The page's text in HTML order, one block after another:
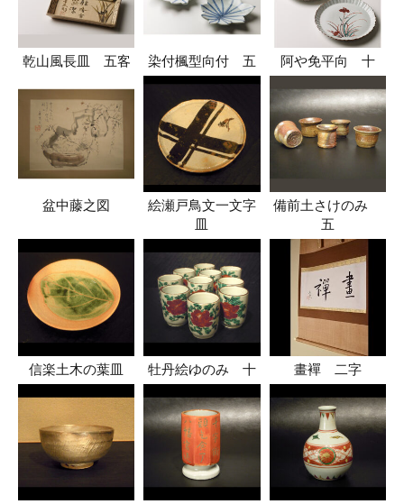
乾山風長皿 五客 染付楓型向付 五 阿や免平向 十
盆中藤之図
絵瀬戸鳥文一文字
皿
備前土さけのみ
五
信楽土木の葉皿 牡丹絵ゆのみ 十 畫襌 二字